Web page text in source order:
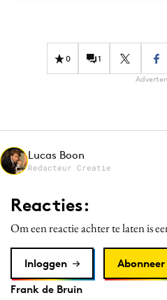
Effectiviteit
Gedragsverandering
Media
PR
Programmatic
Purpose Marketing
Reputatie & crisis
0 1
Lucas Boon
Redacteur Creatie
Reacties:
Om een reactie achter te laten is
Inloggen
Abonneer
Frank de Bruin